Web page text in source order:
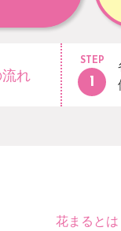
れ
STEP
花まるとは